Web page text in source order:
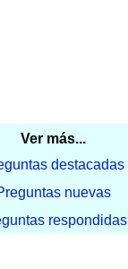
Ver más...
destacadas
nuevas
respondidas